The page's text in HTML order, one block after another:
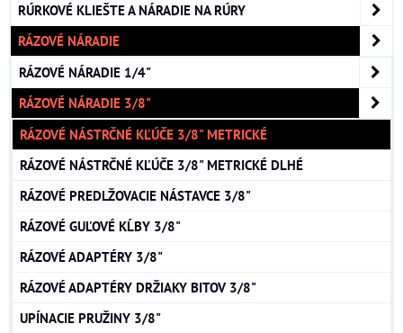
RÚRKOVÉ KLIEŠTE A NÁRADIE NA RÚRY
RÁZOVÉ NÁRADIE
RÁZOVÉ NÁRADIE 1/4"
RÁZOVÉ NÁRADIE 3/8"
RÁZOVÉ NÁSTRČNÉ KĽÚČE 3/8" METRICKÉ
RÁZOVÉ NÁSTRČNÉ KĽÚČE 3/8" METRICKÉ DLHÉ
RÁZOVÉ PREDLŽOVACIE NÁSTAVCE 3/8"
RÁZOVÉ GUĽOVÉ KĹBY 3/8"
RÁZOVÉ ADAPTÉRY 3/8"
RÁZOVÉ ADAPTÉRY DRŽIAKY BITOV 3/8"
UPÍNACIE PRUŽINY 3/8"